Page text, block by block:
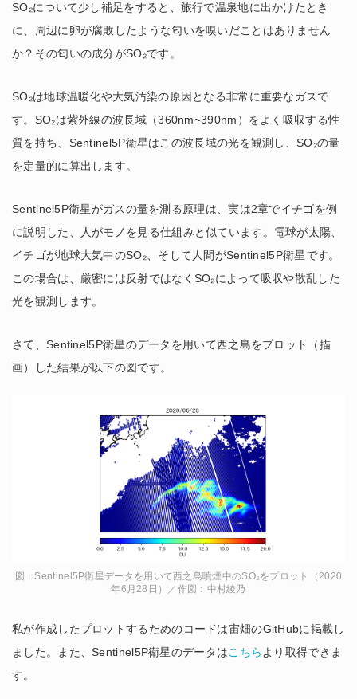
SO₂について少し補足をすると、旅行で温泉地に出かけたとき
に、周辺に卵が腐敗したような匂いを嗅いだことはありません
か？その匂いの成分がSO₂です。
SO₂は地球温暖化や大気汚染の原因となる非常に重要なガスで
す。SO₂は紫外線の波長域（360nm~390nm）をよく吸収する性
質を持ち、Sentinel5P衛星はこの波長域の光を観測し、SO₂の量
を定量的に算出します。
Sentinel5P衛星がガスの量を測る原理は、実は2章でイチゴを例
に説明した、人がモノを見る仕組みと似ています。電球が太陽、
イチゴが地球大気中のSO₂、そして人間がSentinel5P衛星です。
この場合は、厳密には反射ではなくSO₂によって吸収や散乱した
光を観測します。
さて、Sentinel5P衛星のデータを用いて西之島をプロット（描
画）した結果が以下の図です。
図：Sentinel5P衛星データを用いて西之島噴煙中のSO₂をプロット（2020
年6月28日）／作図：中村綾乃
私が作成したプロットするためのコードは宙畑のGitHubに掲載し
ました。また、Sentinel5P衛星のデータはこちら より取得できま
す。